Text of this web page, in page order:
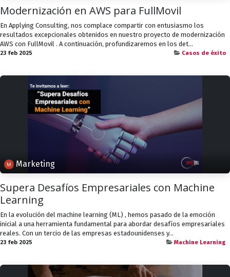
Modernización en AWS para FullMovil
En Applying Consulting, nos complace compartir con entusiasmo los
resultados excepcionales obtenidos en nuestro proyecto de modernización
AWS con FullMovil . A continuación, profundizaremos en los det...
23 feb 2025 Casos de éxito
Marketing
Supera Desafíos Empresariales con Machine
Learning
En la evolución del machine learning (ML) , hemos pasado de la emoción
inicial a una herramienta fundamental para abordar desafíos empresariales
reales. Con un tercio de las empresas estadounidenses y...
23 feb 2025 Machine Learning